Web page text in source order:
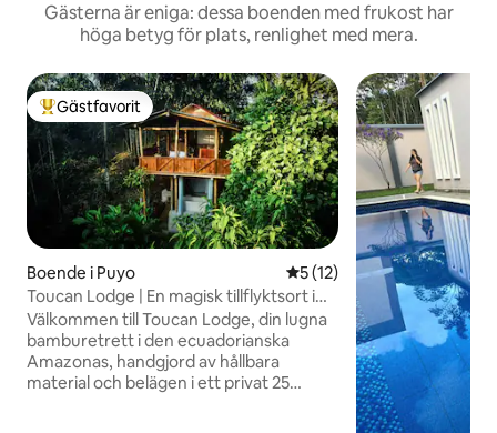
Gästerna är eniga: dessa boenden med frukost har
höga betyg för plats, renlighet med mera.
Populär gästfavorit
Gästfavorit
Boende i Puyo 5 av 5 i genomsnittligt
5 (12)
Toucan Lodge | En magisk tillflyktsort i
Amazonas regnskog
Välkommen till Toucan Lodge, din lugna
bamburetrett i den ecuadorianska
Amazonas, handgjord av hållbara
material och belägen i ett privat 25